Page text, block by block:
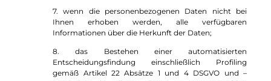
7. wenn die personenbezogenen Daten nicht bei
Ihnen erhoben werden, alle verfügbaren
Informationen über die Herkunft der Daten;
8. das Bestehen einer automatisierten
Entscheidungsfindung einschließlich Profiling
gemäß Artikel 22 Absätze 1 und 4 DSGVO und –